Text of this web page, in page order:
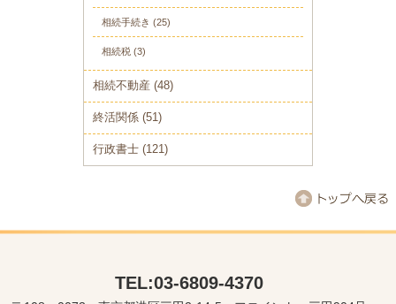
相続手続き (25)
相続税 (3)
相続不動産 (48)
終活関係 (51)
行政書士 (121)
TEL:03-6809-4370